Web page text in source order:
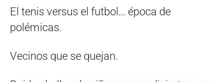
El tenis versus el futbol… época de
polémicas.
Vecinos que se quejan.